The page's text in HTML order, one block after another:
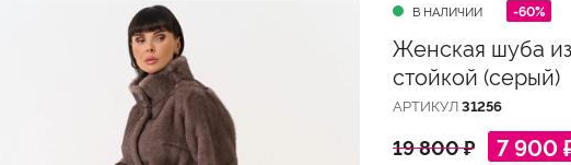
В НАЛИЧИИ -60%
Женская шуба
стойкой (серый)
АРТИКУЛ31256
19 800 ₽ 7 900